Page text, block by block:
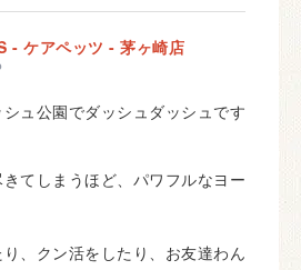
- ケアペッツ - 茅ヶ崎店
ュ公園でダッシュダッシュです
てしまうほど、パワフルなヨー
、クン活をしたり、お友達わん